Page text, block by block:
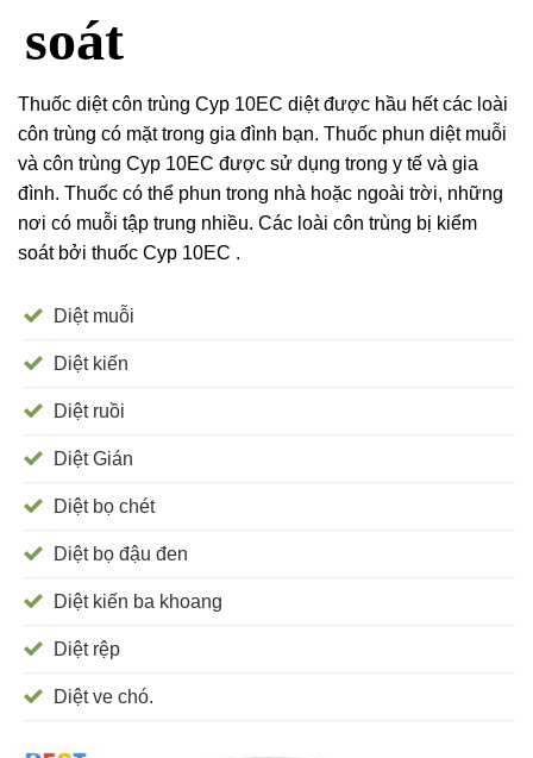
soát
Thuốc diệt côn trùng Cyp 10EC diệt được hầu hết các loài
côn trùng có mặt trong gia đình bạn. Thuốc phun diệt muỗi
và côn trùng Cyp 10EC được sử dụng trong y tế và gia
đình. Thuốc có thể phun trong nhà hoặc ngoài trời, những
nơi có muỗi tập trung nhiều. Các loài côn trùng bị kiểm
soát bởi thuốc Cyp 10EC .
Diệt muỗi
Diệt kiến
Diệt ruồi
Diệt Gián
Diệt bọ chét
Diệt bọ đậu đen
Diệt kiến ba khoang
Diệt rệp
Diệt ve chó.